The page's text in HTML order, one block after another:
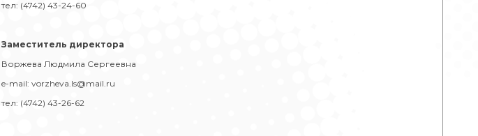
тел: (4742) 43-24-60
Заместитель директора
Воржева Людмила Сергеевна
e-mail: vorzheva.ls@mail.ru
тел: (4742) 43-26-62